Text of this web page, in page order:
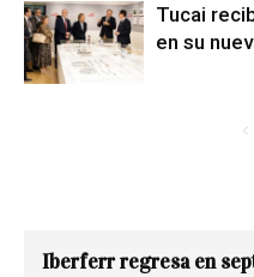
Tucai
en su
Iberferr regresa en